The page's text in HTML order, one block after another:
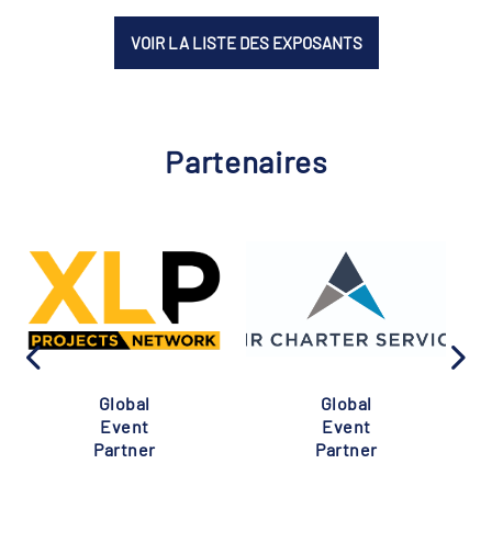
VOIR LA LISTE DES EXPOSANTS
Partenaires
Global
Event
Partner
Global
Event
Partner